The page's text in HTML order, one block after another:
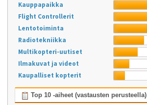
Kauppapaikka
Flight Controllerit
Lentotoiminta
Radiotekniikka
Multikopteri-uutiset
Ilmakuvat ja videot
Kaupalliset kopterit
Top 10 -aiheet (vastausten perusteella)